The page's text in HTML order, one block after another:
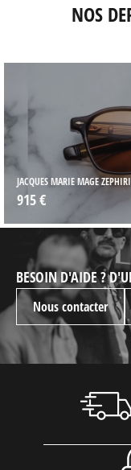
NOS
JACQUES MARIE MAGE
915 €
BESOIN D'AIDE ?
Nous contacter